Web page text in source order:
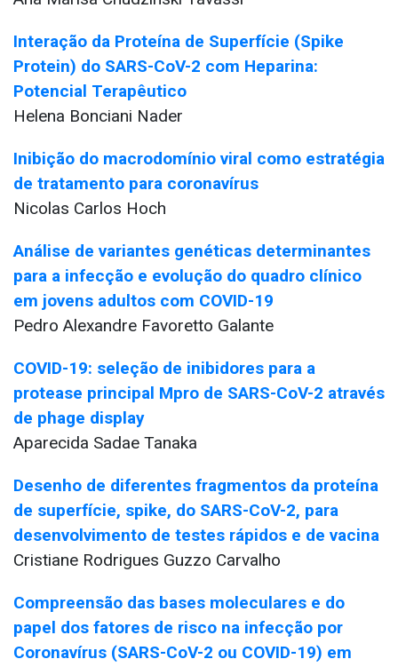
Interação da Proteína de Superfície (Spike
Protein) do SARS-CoV-2 com Heparina:
Potencial Terapêutico
Helena Bonciani Nader
Inibição do macrodomínio viral como estratégia
de tratamento para coronavírus
Nicolas Carlos Hoch
Análise de variantes genéticas determinantes
para a infecção e evolução do quadro clínico
em jovens adultos com COVID-19
Pedro Alexandre Favoretto Galante
COVID-19: seleção de inibidores para a
protease principal Mpro de SARS-CoV-2 através
de phage display
Aparecida Sadae Tanaka
Desenho de diferentes fragmentos da proteína
de superfície, spike, do SARS-CoV-2, para
desenvolvimento de testes rápidos e de vacina
Cristiane Rodrigues Guzzo Carvalho
Compreensão das bases moleculares e do
papel dos fatores de risco na infecção por
Coronavírus (SARS-CoV-2 ou COVID-19) em